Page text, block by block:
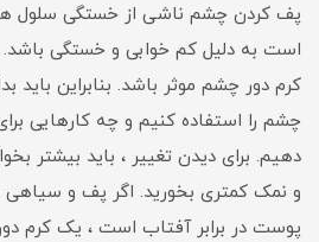
پف کردن چشم ناشی از خستگی سلول
است به دلیل کم خوابی و خستگی
کرم دور چشم موثر باشد. بنابراین باید
چشم را استفاده کنیم و چه کارهایی
دهیم. برای دیدن تغییر ، باید بیشتر
و نمک کمتری بخورید. اگر پف و
پوست در برابر آفتاب است ، یک کرم